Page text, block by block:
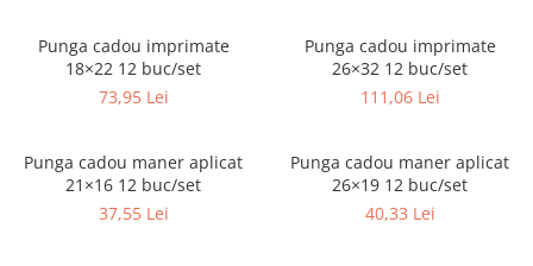
Cutii Pizza Blank
Cutii Pizza Generic
Punga cadou imprimate
18×22 12 buc/set
73,95 Lei
Punga cadou imprimate
26×32 12 buc/set
111,06 Lei
Punga cadou maner aplicat
21×16 12 buc/set
37,55 Lei
Punga cadou maner aplicat
26×19 12 buc/set
40,33 Lei